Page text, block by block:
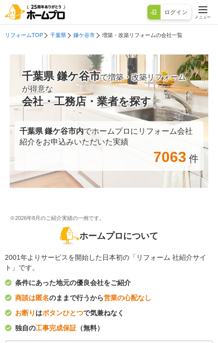
ログイン
メニュー
リフォームTOP 千葉県 鎌ケ谷市 増築・改築リフォームの会社一覧
千葉県 鎌ケ谷市で増築・改築リフォーム
が得意な
会社・工務店・業者を探す
千葉県 鎌ケ谷市内でホームプロにリフォーム会社
紹介をお申込みいただいた実績
7063 件
※2026年8月のご紹介実績の一例です。
ホームプロについて
2001年よりサービスを開始した日本初の「リフォーム 社紹介サイ
ト」です。
条件にあった地元の優良会社をご紹介
商談は匿名のままで行うから営業の心配なし
お断り はボタンひとつで気兼ねなく
独自の工事完成保証 （無料）